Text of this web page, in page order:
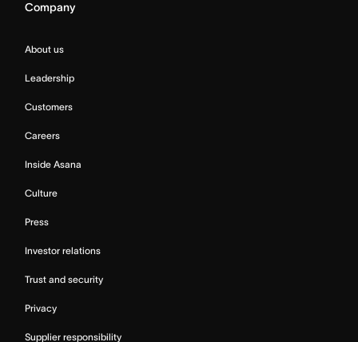
Company
About us
Leadership
Customers
Careers
Inside Asana
Culture
Press
Investor relations
Trust and security
Privacy
Supplier responsibility